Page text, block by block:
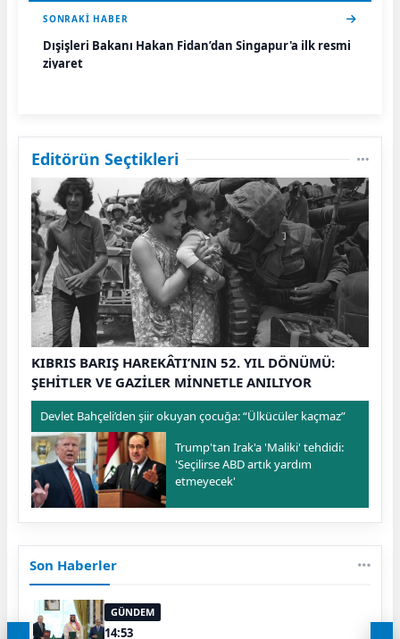
SONRAKI HABER
Dışişleri Bakanı Hakan Fidan’dan Singapur'a ilk resmi
ziyaret
Editörün Seçtikleri
KIBRIS BARIŞ HAREKÂTI’NIN 52. YIL DÖNÜMÜ:
ŞEHİTLER VE GAZİLER MİNNETLE ANILIYOR
Devlet Bahçeli’den şiir okuyan çocuğa: “Ülkücüler kaçmaz”
Trump'tan Irak'a 'Maliki' tehdidi:
'Seçilirse ABD artık yardım
etmeyecek'
Son Haberler
GÜNDEM
14:53